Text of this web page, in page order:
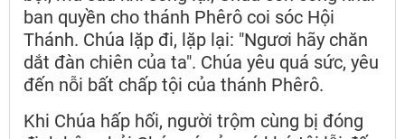
ban quyền cho thánh Phêrô coi sóc Hội
Thánh. Chúa lặp đi, lặp lại: "Ngươi hãy chăn
dắt đàn chiên của ta". Chúa yêu quá sức, yêu
đến nỗi bất chấp tội của thánh Phêrô.
Khi Chúa hấp hối, người trộm cùng bị đóng